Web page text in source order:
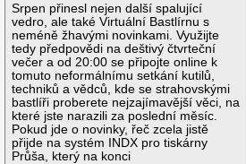
Srpen přinesl nejen další spalující
vedro, ale také Virtuální Bastlírnu s
neméně žhavými novinkami. Využijte
tedy předpovědi na deštivý čtvrteční
večer a od 20:00 se připojte online k
tomuto neformálnímu setkání kutilů,
techniků a vědců, kde se strahovskými
bastlíři proberete nejzajímavější věci, na
které jste narazili za poslední měsíc.
Pokud jde o novinky, řeč zcela jistě
přijde na systém INDX pro tiskárny
Průša, který na konci